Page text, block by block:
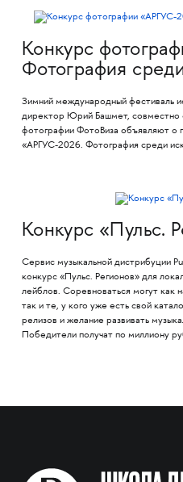
Конкурс
Фотография
Зимний международный фестиваль
директор Юрий Башмет, совместно
фотографии ФотоВиза объявляют о
«АРГУС-2026. Фотография среди
Конкурс «Пульс.
Сервис музыкальной дистрибуции
конкурс «Пульс. Регионов» для
лейблов. Соревноваться могут как
так и те, у кого уже есть свой
релизов и желание развивать
Победители получат по миллиону